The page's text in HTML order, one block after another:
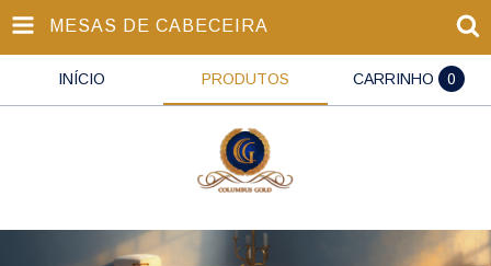
MESAS DE CABECEIRA
INÍCIO PRODUTOS CARRINHO 0